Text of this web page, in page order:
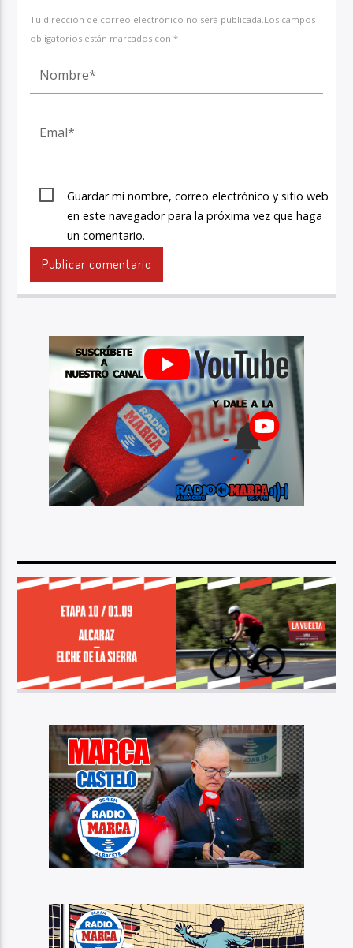
Tu dirección de correo electrónico no será publicada.Los campos
obligatorios están marcados con *
Guardar mi nombre, correo electrónico y sitio web
en este navegador para la próxima vez que haga
un comentario.